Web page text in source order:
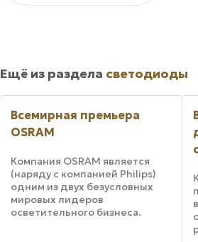
Ещё из раздела светодиоды
Всемирная премьера
OSRAM
Компания OSRAM является
(наряду с компанией Philips)
одним из двух безусловных
мировых лидеров
осветительного бизнеса.